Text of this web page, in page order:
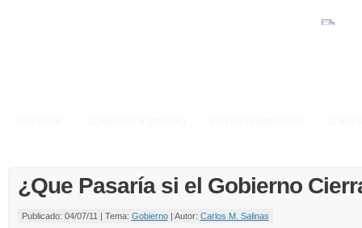
¿Que Pasaría si el Gobierno
Publicado: 04/07/11 | Tema: Gobierno| Autor: Carlos M. Salinas